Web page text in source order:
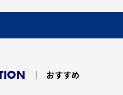
おすすめ